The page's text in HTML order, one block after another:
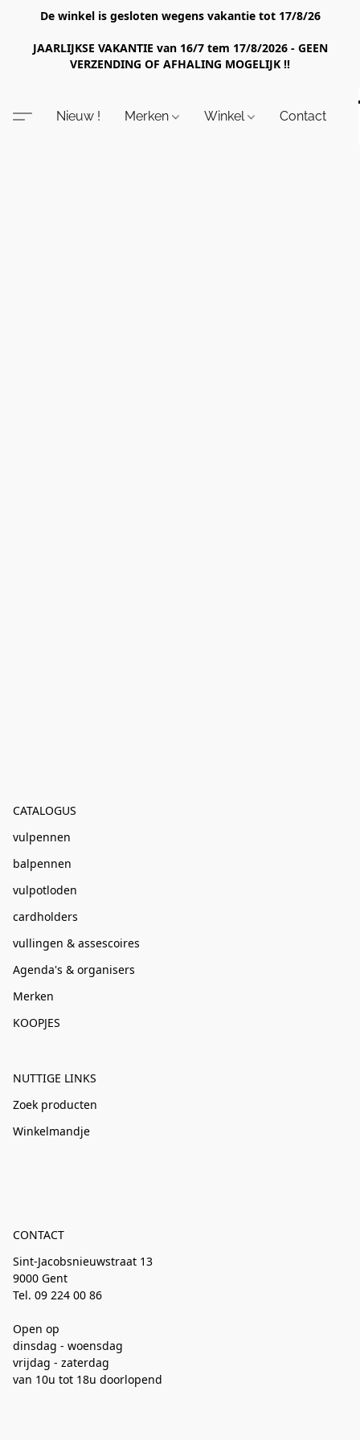
De winkel is gesloten wegens vakantie tot 17/8/26
JAARLIJKSE VAKANTIE van 16/7 tem 17/8/2026 - GEEN
VERZENDING OF AFHALING MOGELIJK !!
Nieuw ! Merken Winkel Contact
CATALOGUS
vulpennen
balpennen
vulpotloden
cardholders
vullingen & assescoires
Agenda's & organisers
Merken
KOOPJES
NUTTIGE LINKS
Zoek producten
Winkelmandje
CONTACT
Sint-Jacobsnieuwstraat 13
9000 Gent
Tel. 09 224 00 86
Open op
dinsdag - woensdag
vrijdag - zaterdag
van 10u tot 18u doorlopend